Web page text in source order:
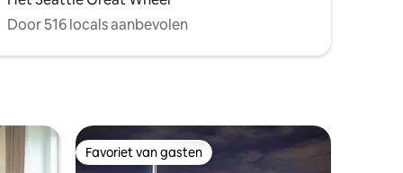
Door 516 locals aanbevolen
Favoriet van gasten
Favoriet van gasten